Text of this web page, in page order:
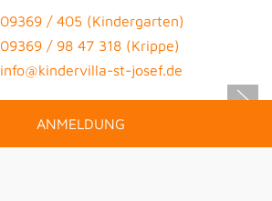
09369 / 405 (Kindergarten)
09369 / 98 47 318 (Krippe)
info@kindervilla-st-josef.de
ANMELDUNG